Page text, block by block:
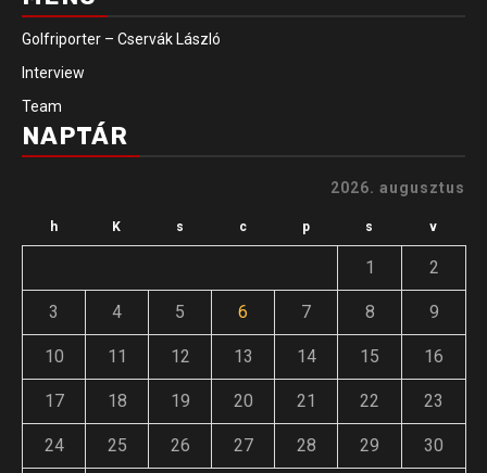
Golfriporter – Cservák László
Interview
Team
NAPTÁR
2026. augusztus
h K s c p s v
1 2
3 4 5 6 7 8 9
10 11 12 13 14 15 16
17 18 19 20 21 22 23
24 25 26 27 28 29 30